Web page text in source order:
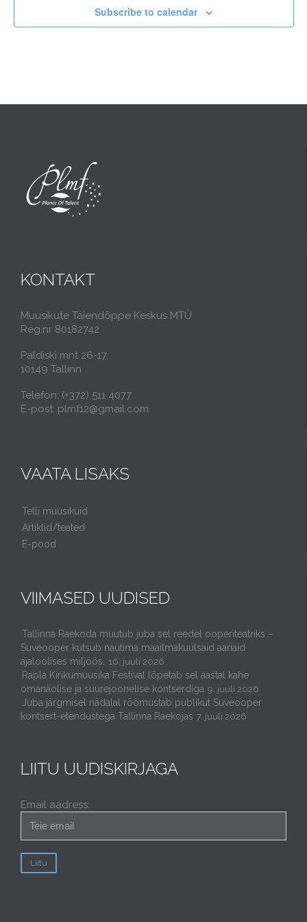
Subscribe to calendar
KONTAKT
Muusikute Täiendõppe Keskus MTÜ
Reg.nr 80182742
Paldiski mnt 26-17,
10149 Tallinn
Telefon: (+372) 511 4077
E-post: plmf12@gmail.com
VAATA LISAKS
Telli muusikuid
Artiklid/teated
E-pood
VIIMASED UUDISED
Tallinna Raekoda muutub juba sel reedel ooperiteatriks –
Suveooper kutsub nautima maailmakuulsaid aariaid
ajaloolises miljöös.
16. juuli 2026
Rapla Kirikumuusika Festival lõpetab sel aastal kahe
omanäolise ja suurejoonelise kontserdiga 9. juuli 2026
Juba järgmisel nädalal rõõmustab publikut Suveooper
kontsert-etendustega Tallinna Raekojas 7. juuli 2026
LIITU UUDISKIRJAGA
Email aadress: